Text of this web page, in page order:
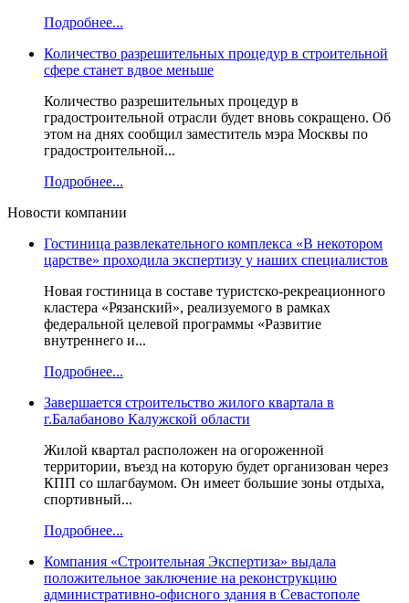
Подробнее...
Количество разрешительных процедур в строительной
сфере станет вдвое меньше
Количество разрешительных процедур в
градостроительной отрасли будет вновь сокращено. Об
этом на днях сообщил заместитель мэра Москвы по
градостроительной...
Подробнее...
Новости компании
Гостиница развлекательного комплекса «В некотором
царстве» проходила экспертизу у наших специалистов
Новая гостиница в составе туристско-рекреационного
кластера «Рязанский», реализуемого в рамках
федеральной целевой программы «Развитие
внутреннего и...
Подробнее...
Завершается строительство жилого квартала в
г.Балабаново Калужской области
Жилой квартал расположен на огороженной
территории, въезд на которую будет организован через
КПП со шлагбаумом. Он имеет большие зоны отдыха,
спортивный...
Подробнее...
Компания «Строительная Экспертиза» выдала
положительное заключение на реконструкцию
административно-офисного здания в Севастополе